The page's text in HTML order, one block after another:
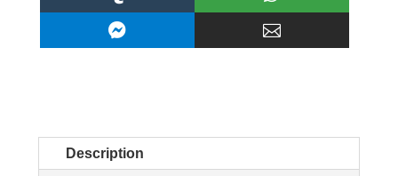


Description